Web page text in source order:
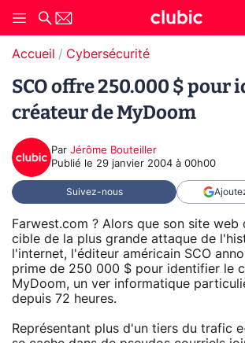
Accueil Cybersécurité
SCO offre 250.000 $ pour
créateur de MyDoom
Par Jérôme Bouteiller
Publié le 29 janvier 2004 à 00h00
Suivez-nous
Farwest.com ? Alors que son site web
cible de la plus grande attaque de
l'internet, l'éditeur américain SCO
prime de 250 000 $ pour identifier le
MyDoom, un ver informatique
depuis 72 heures.
Représentant plus d'un tiers du trafic